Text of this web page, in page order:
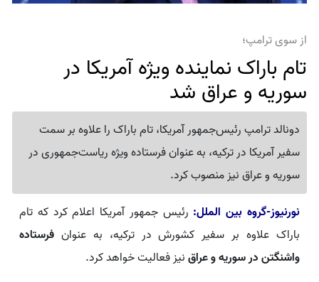
از سوی ترامپ؛
تام باراک نماینده ویژه آمریکا در
سوریه و عراق شد
دونالد ترامپ رئیس‌جمهور آمریکا، تام باراک را علاوه بر سمت
سفیر آمریکا در ترکیه، به عنوان فرستاده ویژه ریاست‌جمهوری در
سوریه و عراق نیز منصوب کرد.
نورنیوز-گروه بین الملل: رئیس جمهور آمریکا اعلام کرد که تام
باراک علاوه بر سفیر کشورش در ترکیه، به عنوان فرستاده
واشنگتن در سوریه و عراقنیز فعالیت خواهد کرد.